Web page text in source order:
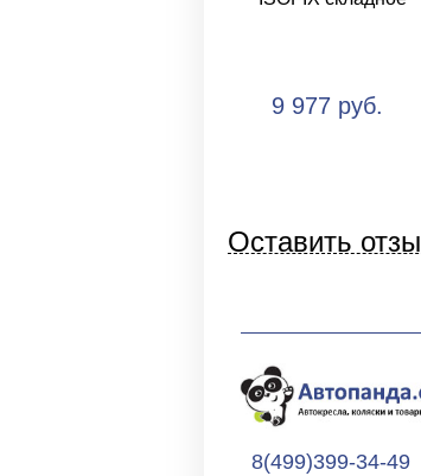
9 977 руб.
Оставить
8(499)399-34-49